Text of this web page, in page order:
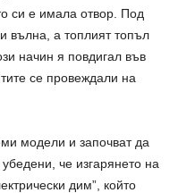
си е имала отвор. Под
вълна, а топлият топъл
начин я повдигал във
се провеждали на
модели и започват да
че изгарянето на
дим”, който